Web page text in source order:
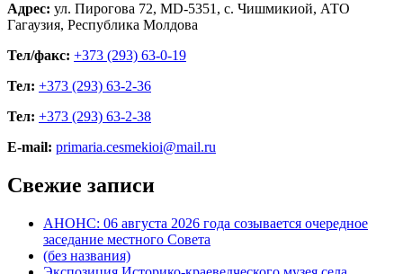
Адрес: ул. Пирогова 72, MD-5351, с. Чишмикиой, АТО
Гагаузия, Республика Молдова
Тел/факс: +373 (293) 63-0-19
Тел: +373 (293) 63-2-36
Тел: +373 (293) 63-2-38
E-mail: primaria.cesmekioi@mail.ru
Свежие записи
АНОНС: 06 августа 2026 года созывается очередное
заседание местного Совета
(без названия)